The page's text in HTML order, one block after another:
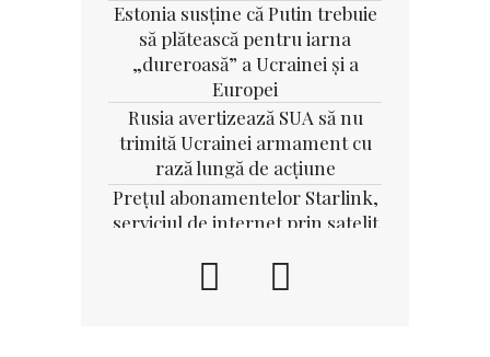
Estonia susține că Putin trebuie
să plătească pentru iarna
„dureroasă” a Ucrainei și a
Europei
Rusia avertizează SUA să nu
trimită Ucrainei armament cu
rază lungă de acţiune
Preţul abonamentelor Starlink,
serviciul de internet prin satelit
50% pe teritoriul României